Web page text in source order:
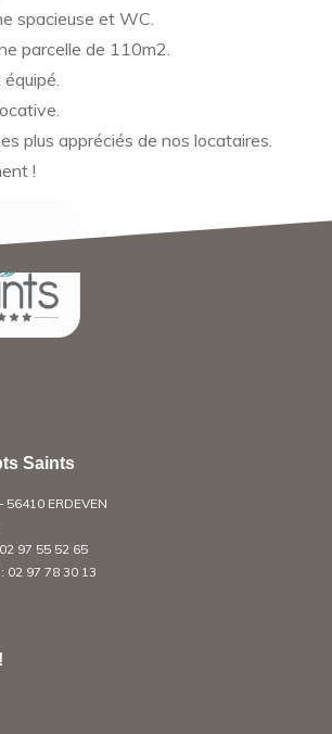
spacieuse et WC.
parcelle de 110m2.
plus appréciés de nos locataires.
!
Saints
ERDEVEN
02 97 55 52 65
02 97 78 30 13